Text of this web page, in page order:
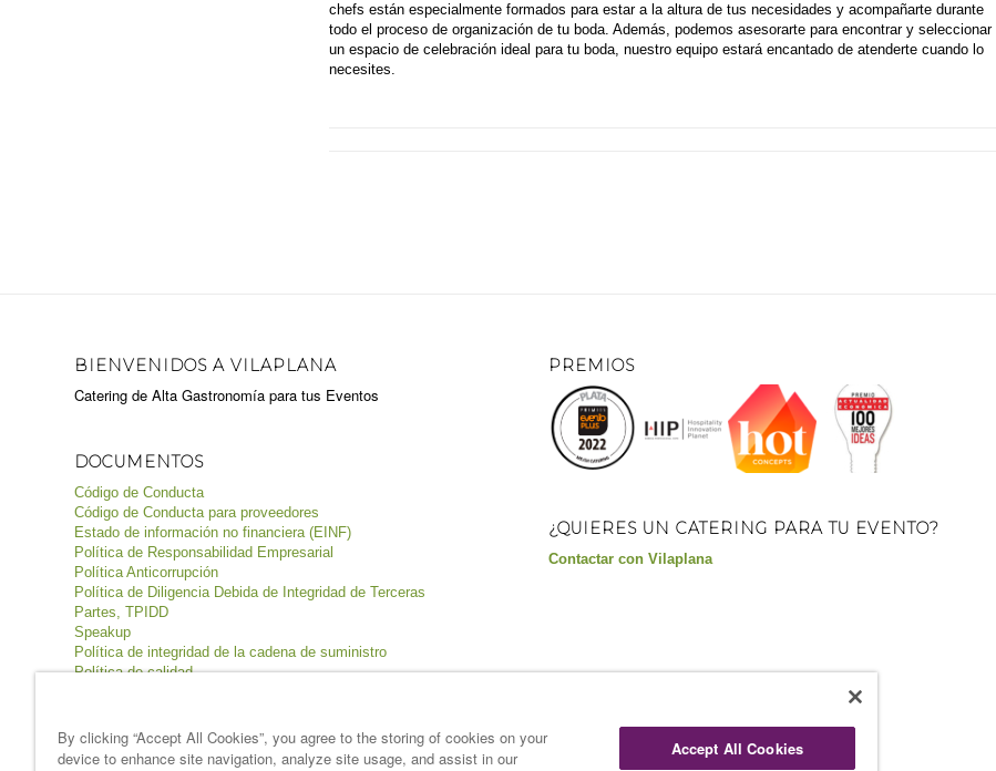
chefs están especialmente formados para estar a la altura de tus necesidades y acompañarte durante
todo el proceso de organización de tu boda. Además, podemos asesorarte para encontrar y seleccionar
un espacio de celebración ideal para tu boda, nuestro equipo estará encantado de atenderte cuando lo
necesites.
BIENVENIDOS A VILAPLANA
Catering de Alta Gastronomía para tus Eventos
DOCUMENTOS
Código de Conducta
Código de Conducta para proveedores
Estado de información no financiera (EINF)
Política de Responsabilidad Empresarial
Política Anticorrupción
Política de Diligencia Debida de Integridad de Terceras
Partes, TPIDD
Speakup
Política de integridad de la cadena de suministro
Política de calidad
Política de medio ambiente
Términos & condiciones
PREMIOS
¿QUIERES UN CATERING PARA TU EVENTO?
Contactar con Vilaplana
By clicking “Accept All Cookies”, you agree to the storing of cookies on your
device to enhance site navigation, analyze site usage, and assist in our
Accept All Cookies